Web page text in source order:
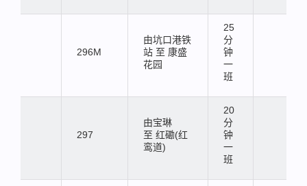
296M
由坑口港铁
站 至 康盛
花园
25
分
钟
一
班
297
由宝琳
至 红磡(红
鸾道)
20
分
钟
一
班